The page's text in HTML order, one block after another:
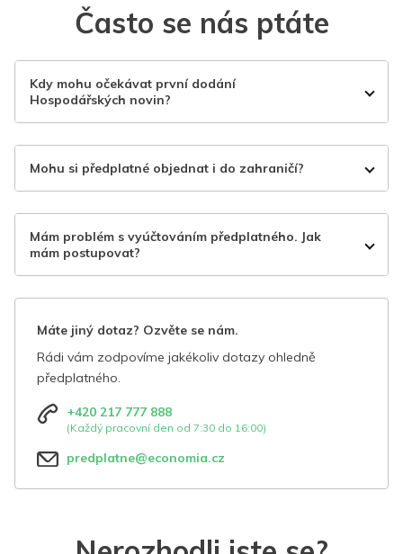
Často se nás ptáte
Kdy mohu očekávat první dodání
Hospodářských novin?
Mohu si předplatné objednat i do zahraničí?
Mám problém s vyúčtováním předplatného. Jak
mám postupovat?
Máte jiný dotaz? Ozvěte se nám.
Rádi vám zodpovíme jakékoliv dotazy ohledně
předplatného.
+420 217 777 888
(Každý pracovní den od 7:30 do 16:00)
predplatne@economia.cz